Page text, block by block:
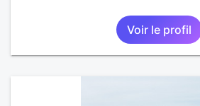
Voir le profil